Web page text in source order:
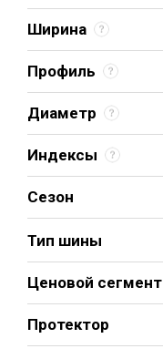
Ширина
Профиль
Диаметр
Индексы
Сезон
Тип шины
Ценовой сегмент
Протектор